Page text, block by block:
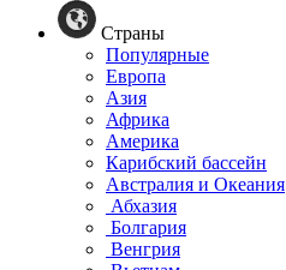
Страны
Популярные
Европа
Азия
Африка
Америка
Карибский бассейн
Австралия и Океания
Абхазия
Болгария
Венгрия